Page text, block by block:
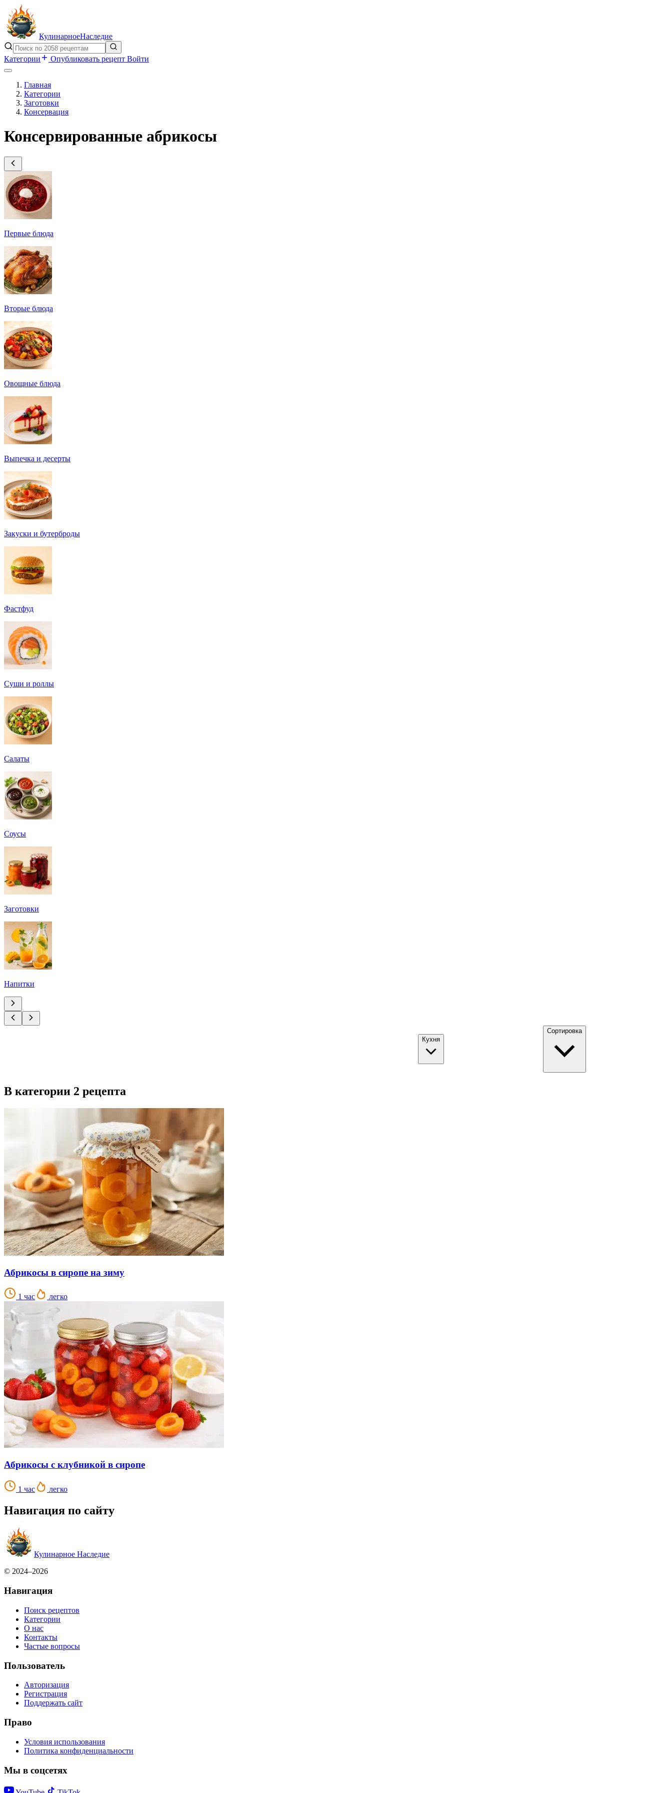
КулинарноеНаследие
Категории Опубликовать рецепт Войти
Главная
Категории
Заготовки
Консервация
Консервированные абрикосы
Первые блюда
Вторые блюда
Овощные блюда
Выпечка и десерты
Закуски и бутерброды
Фастфуд
Суши и роллы
Салаты
Соусы
Заготовки
Напитки
Кухня
Сортировка
В категории 2 рецепта
Абрикосы в сиропе на зиму
1 час легко
Абрикосы с клубникой в сиропе
1 час легко
Навигация по сайту
Кулинарное Наследие
© 2024–2026
Навигация
Поиск рецептов
Категории
О нас
Контакты
Частые вопросы
Пользователь
Авторизация
Регистрация
Поддержать сайт
Право
Условия использования
Политика конфиденциальности
Мы в соцсетях